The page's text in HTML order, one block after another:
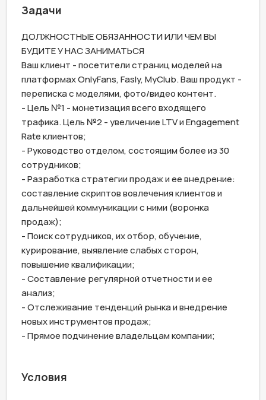
Задачи
ДОЛЖНОСТНЫЕ ОБЯЗАННОСТИ ИЛИ ЧЕМ ВЫ
БУДИТЕ У НАС ЗАНИМАТЬСЯ
Ваш клиент - посетители страниц моделей на
платформах OnlyFans, Fasly, MyClub. Ваш продукт -
переписка с моделями, фото/видео контент.
- Цель №1 - монетизация всего входящего
трафика. Цель №2 - увеличение LTV и Engagement
Rate клиентов;
- Руководство отделом, состоящим более из 30
сотрудников;
- Разработка стратегии продаж и ее внедрение:
составление скриптов вовлечения клиентов и
дальнейшей коммуникации с ними (воронка
продаж);
- Поиск сотрудников, их отбор, обучение,
курирование, выявление слабых сторон,
повышение квалификации;
- Составление регулярной отчетности и ее
анализ;
- Отслеживание тенденций рынка и внедрение
новых инструментов продаж;
- Прямое подчинение владельцам компании;
Условия